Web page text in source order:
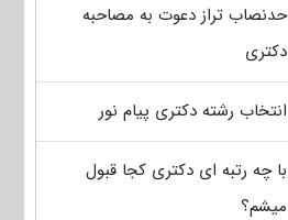
حدنصاب تراز دعوت به مصاحبه
دکتری
انتخاب رشته دکتری پیام نور
با چه رتبه ای دکتری کجا قبول
میشم؟